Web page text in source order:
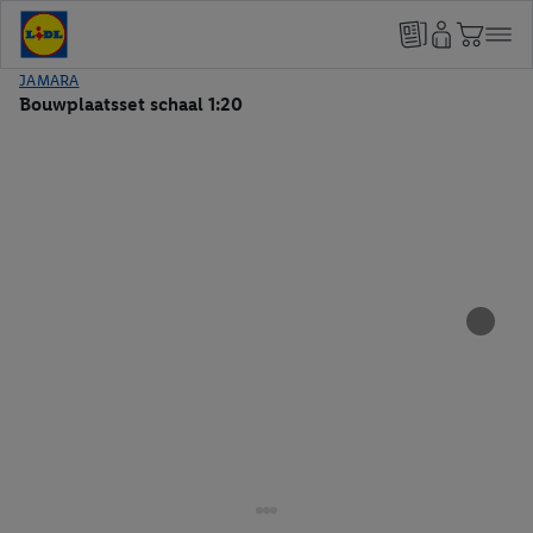
JAMARA
Bouwplaatsset schaal 1:20